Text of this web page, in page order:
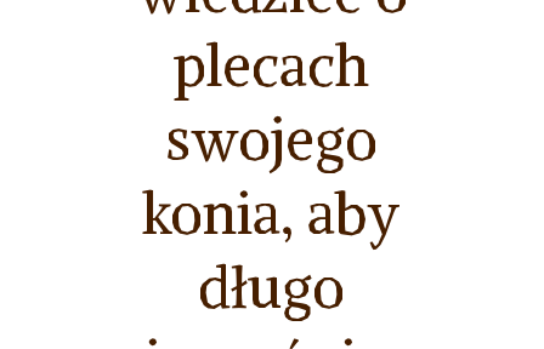
plecach
swojego
konia, aby
długo